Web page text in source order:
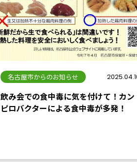
名古屋市からのお知らせ
飲み会での食中毒に気を付けて！カン
ピロバクターによる食中毒が多発！